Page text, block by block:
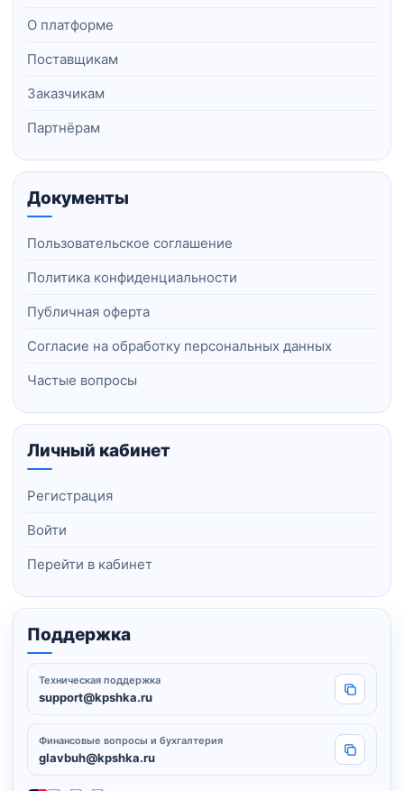
О платформе
Поставщикам
Заказчикам
Партнёрам
Документы
Пользовательское соглашение
Политика конфиденциальности
Публичная оферта
Согласие на обработку персональных данных
Частые вопросы
Личный кабинет
Регистрация
Войти
Перейти в кабинет
Поддержка
Техническая поддержка
support@kpshka.ru
Копировать
Финансовые вопросы и бухгалтерия
glavbuh@kpshka.ru
Копировать